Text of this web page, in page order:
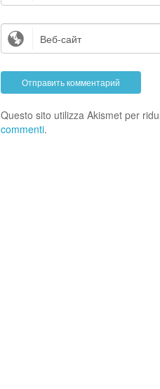
Questo sito utilizza Akismet per
commenti.